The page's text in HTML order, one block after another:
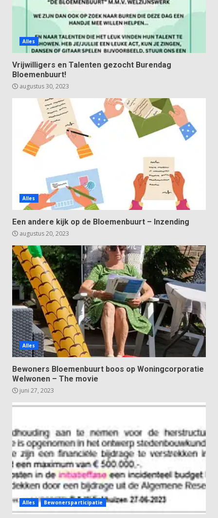
Alles
Vrijwilligers en Talenten gezocht Burendag
Bloemenbuurt!
augustus 30, 2023
Alles
Een andere kijk op de Bloemenbuurt – Inzending
augustus 20, 2023
Alles
Bewoners Bloemenbuurt boos op Woningcorporatie
Welwonen – The movie
juni 27, 2023
Alles Bewonersparticipatie